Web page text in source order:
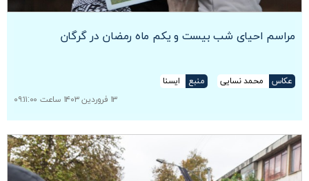
مراسم احیای شب بیست و یکم ماه رمضان در گرگان
عکاس محمد نسایی منبع
ایسنا
۱۳ فروردین ۱۴۰۳ ساعت ۰۹:۱۱:۰۰